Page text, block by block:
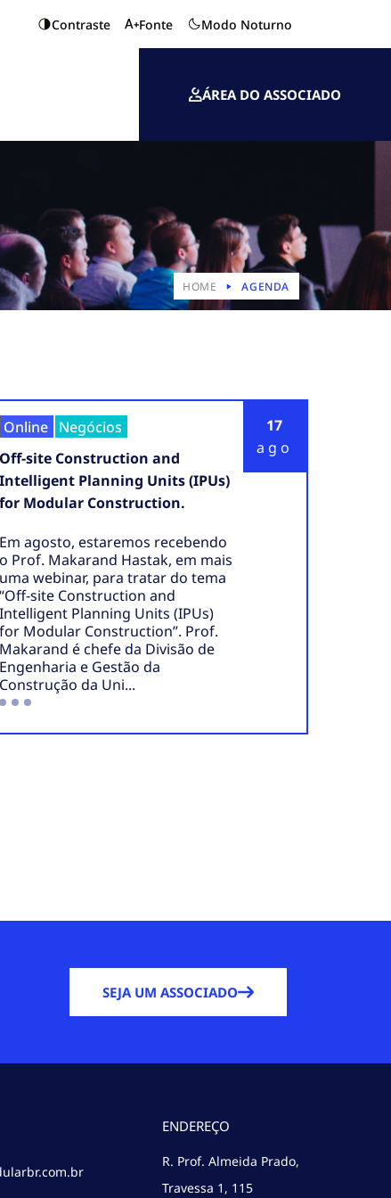
Contraste Fonte Modo Noturno
ÁREA DO ASSOCIADO
HOME AGENDA
17
ago
Online
Negócios
Off-site Construction and
Intelligent Planning Units (IPUs)
for Modular Construction.
Em agosto, estaremos recebendo
o Prof. Makarand Hastak, em mais
uma webinar, para tratar do tema
“Off-site Construction and
Intelligent Planning Units (IPUs)
for Modular Construction”. Prof.
Makarand é chefe da Divisão de
Engenharia e Gestão da
Construção da Uni...
SEJA UM ASSOCIADO
ENDEREÇO
R. Prof. Almeida Prado,
Travessa 1, 115